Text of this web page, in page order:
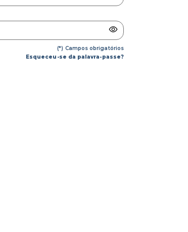
(*) Campos obrigatórios
Esqueceu-se da palavra-passe?